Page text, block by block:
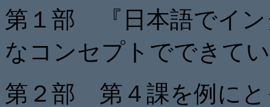
第１部 『日本語でイン
なコンセプトでできて
第２部 第４課を例にと